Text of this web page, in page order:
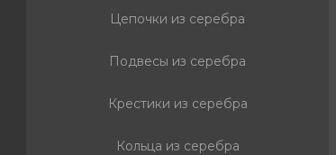
Цепочки из серебра
Подвесы из серебра
Крестики из серебра
Кольца из серебра